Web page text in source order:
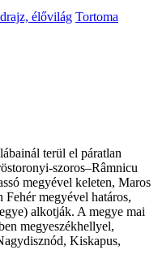
élővilág Tortoma
terül el páratlan
szoros–Râmnicu
megyével keleten, Maros
Fehér megyével határos,
alkotják. A megye mai
megyeszékhellyel,
Kiskapus,